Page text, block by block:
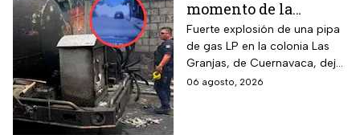
momento de la
explosión de pipa de
gas en Cuernavaca:
¡Imágenes sensibles!
Fuerte explosión de una pipa
de gas LP en la colonia Las
Granjas, de Cuernavaca, dejó
21 heridos y causó pánico
06 agosto, 2026